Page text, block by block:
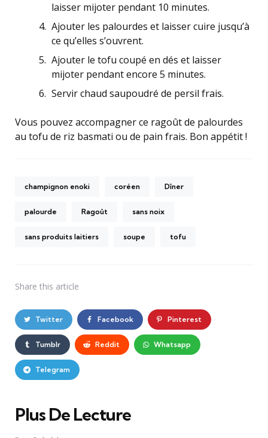
laisser mijoter pendant 10 minutes.
Ajouter les palourdes et laisser cuire jusqu’à
ce qu’elles s’ouvrent.
Ajouter le tofu coupé en dés et laisser
mijoter pendant encore 5 minutes.
Servir chaud saupoudré de persil frais.
Vous pouvez accompagner ce ragoût de palourdes
au tofu de riz basmati ou de pain frais. Bon appétit !
champignon enoki coréen Dîner
palourde Ragoût sans noix
sans produits laitiers soupe tofu
Share this article
Twitter Facebook Pinterest
Tumblr Reddit Whatsapp
Telegram
Plus De Lecture
Post